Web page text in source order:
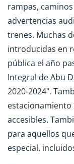
rampas,
advertencias
trenes. Muchas
introducidas en
pública el año
Integral de Abu
2020-2024".
estacionamiento
accesibles.
para aquellos
especial,